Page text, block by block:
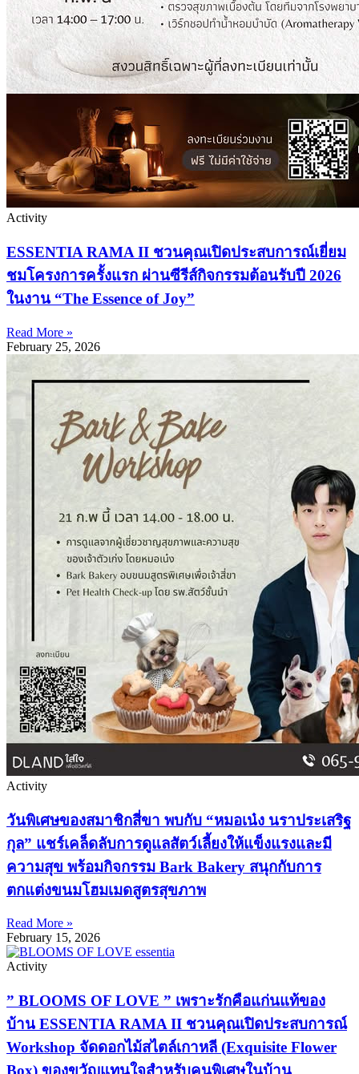
Activity
ESSENTIA RAMA II ชวนคุณเปิดประสบการณ์เยี่ยม
ชมโครงการครั้งแรก ผ่านซีรีส์กิจกรรมต้อนรับปี 2026
ในงาน “The Essence of Joy”
Read More »
February 25, 2026
Activity
วันพิเศษของสมาชิกสี่ขา พบกับ “หมอเน๋ง นราประเสริฐ
กุล” แชร์เคล็ดลับการดูแลสัตว์เลี้ยงให้แข็งแรงและมี
ความสุข พร้อมกิจกรรม Bark Bakery สนุกกับการ
ตกแต่งขนมโฮมเมดสูตรสุขภาพ
Read More »
February 15, 2026
Activity
” BLOOMS OF LOVE ” เพราะรักคือแก่นแท้ของ
บ้าน ESSENTIA RAMA II ชวนคุณเปิดประสบการณ์
Workshop จัดดอกไม้สไตล์เกาหลี (Exquisite Flower
Box) ของขวัญแทนใจสำหรับคนพิเศษในบ้าน